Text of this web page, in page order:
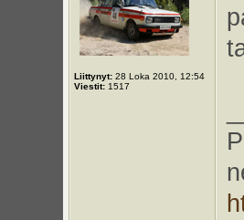
Liittynyt:28 Loka 2010, 12:54
Viestit:1517